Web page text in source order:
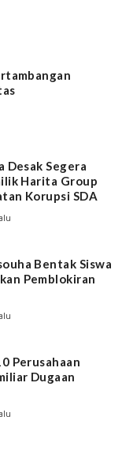
Desak Segera
Harita Group
Korupsi SDA
Bentak Siswa
Pemblokiran
Perusahaan
Dugaan